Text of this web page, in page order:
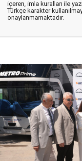
içeren, imla kuralları ile
Türkçe karakter
onaylanmamaktadır.